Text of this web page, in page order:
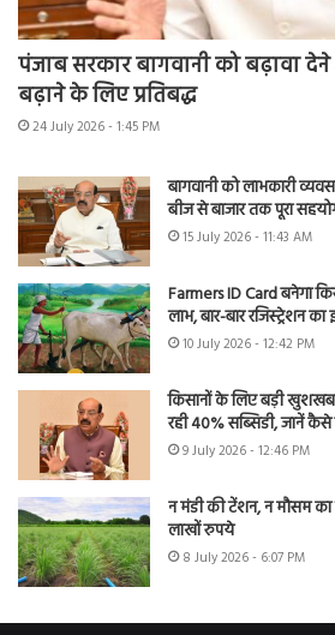
पंजाब सरकार बागवानी को बढ़ावा
बढ़ाने के लिए प्रतिबद्ध
24 July 2026 - 1:45 PM
बागवानी को लाभकारी
बीज से बाजार तक पूरा
15 July 2026 - 11:43 AM
Farmers ID Card बनेगा
लाभ, बार-बार रजिस्ट्रेशन
10 July 2026 - 12:42 PM
किसानों के लिए बड़ी
रही 40% सब्सिडी, जानें
9 July 2026 - 12:46 PM
न मंडी की टेंशन, न मौसम
लाखों रुपये
8 July 2026 - 6:07 PM